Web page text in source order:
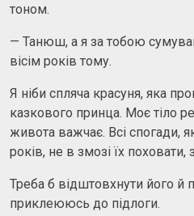
тоном.
— Танюш, а я за тобою
вісім років тому.
Я ніби спляча красуня, яка
казкового принца. Моє тіло
живота важчає. Всі спогади,
років, не в змозі їх поховати,
Треба б відштовхнути його й
приклеююсь до підлоги.